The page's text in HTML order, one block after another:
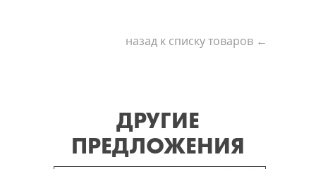
назад к списку товаров ←
ДРУГИЕ
ПРЕДЛОЖЕНИЯ